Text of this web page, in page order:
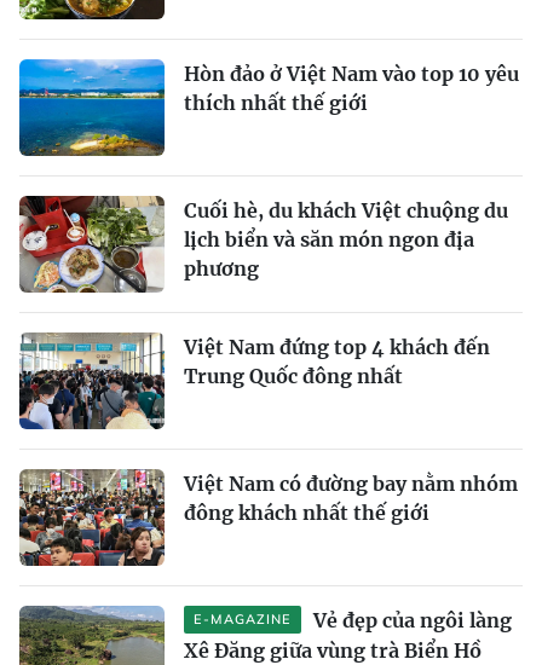
Hòn đảo ở Việt Nam vào top 10 yêu
thích nhất thế giới
Cuối hè, du khách Việt chuộng du
lịch biển và săn món ngon địa
phương
Việt Nam đứng top 4 khách đến
Trung Quốc đông nhất
Việt Nam có đường bay nằm nhóm
đông khách nhất thế giới
E-MAGAZINE
Vẻ đẹp của ngôi làng
Xê Đăng giữa vùng trà Biển Hồ